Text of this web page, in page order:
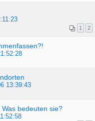
1 2
13:39:43
bedeuten sie?